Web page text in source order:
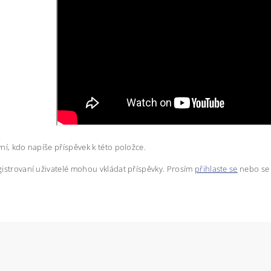
kdo napíše příspěvek k této položce.
uživatelé mohou vkládat příspěvky. Prosím přihlaste se nebo se